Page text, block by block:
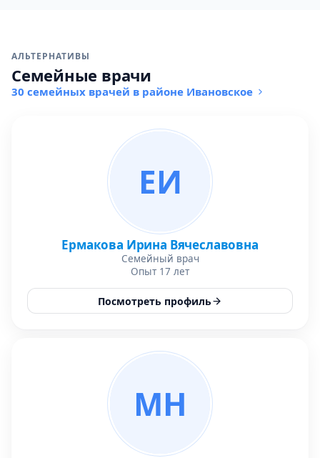
АЛЬТЕРНАТИВЫ
Семейные врачи
30 семейных врачей в районе Ивановское
ЕИ
Ермакова Ирина Вячеславовна
Семейный врач
Опыт 17 лет
Посмотреть профиль
МН